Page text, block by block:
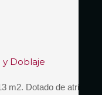
y Doblaje
m2. Dotado de atril de